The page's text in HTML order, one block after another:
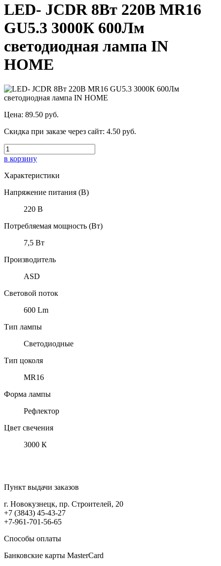
LED- JCDR 8Вт 220В MR16
GU5.3 3000К 600Лм
светодиодная лампа IN
HOME
Цена: 89.50 руб.
Скидка при заказе через сайт: 4.50 руб.
в корзину
Характеристики
Напряжение питания (В)
220 В
Потребляемая мощность (Вт)
7,5 Вт
Производитель
ASD
Световой поток
600 Lm
Тип лампы
Светодиодные
Тип цоколя
MR16
Форма лампы
Рефлектор
Цвет свечения
3000 К
Пункт выдачи заказов
г. Новокузнецк, пр. Строителей, 20
+7 (3843) 45-43-27
+7-961-701-56-65
Способы оплаты
Банковские карты MasterCard